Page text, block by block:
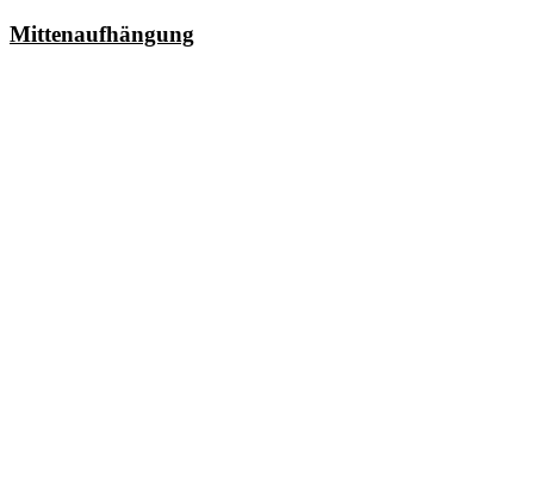
Mittenaufhängung